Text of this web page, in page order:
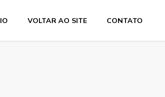
VOLTAR AO SITE CONTATO